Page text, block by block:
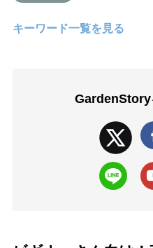
キーワード一覧を見る
GardenStory